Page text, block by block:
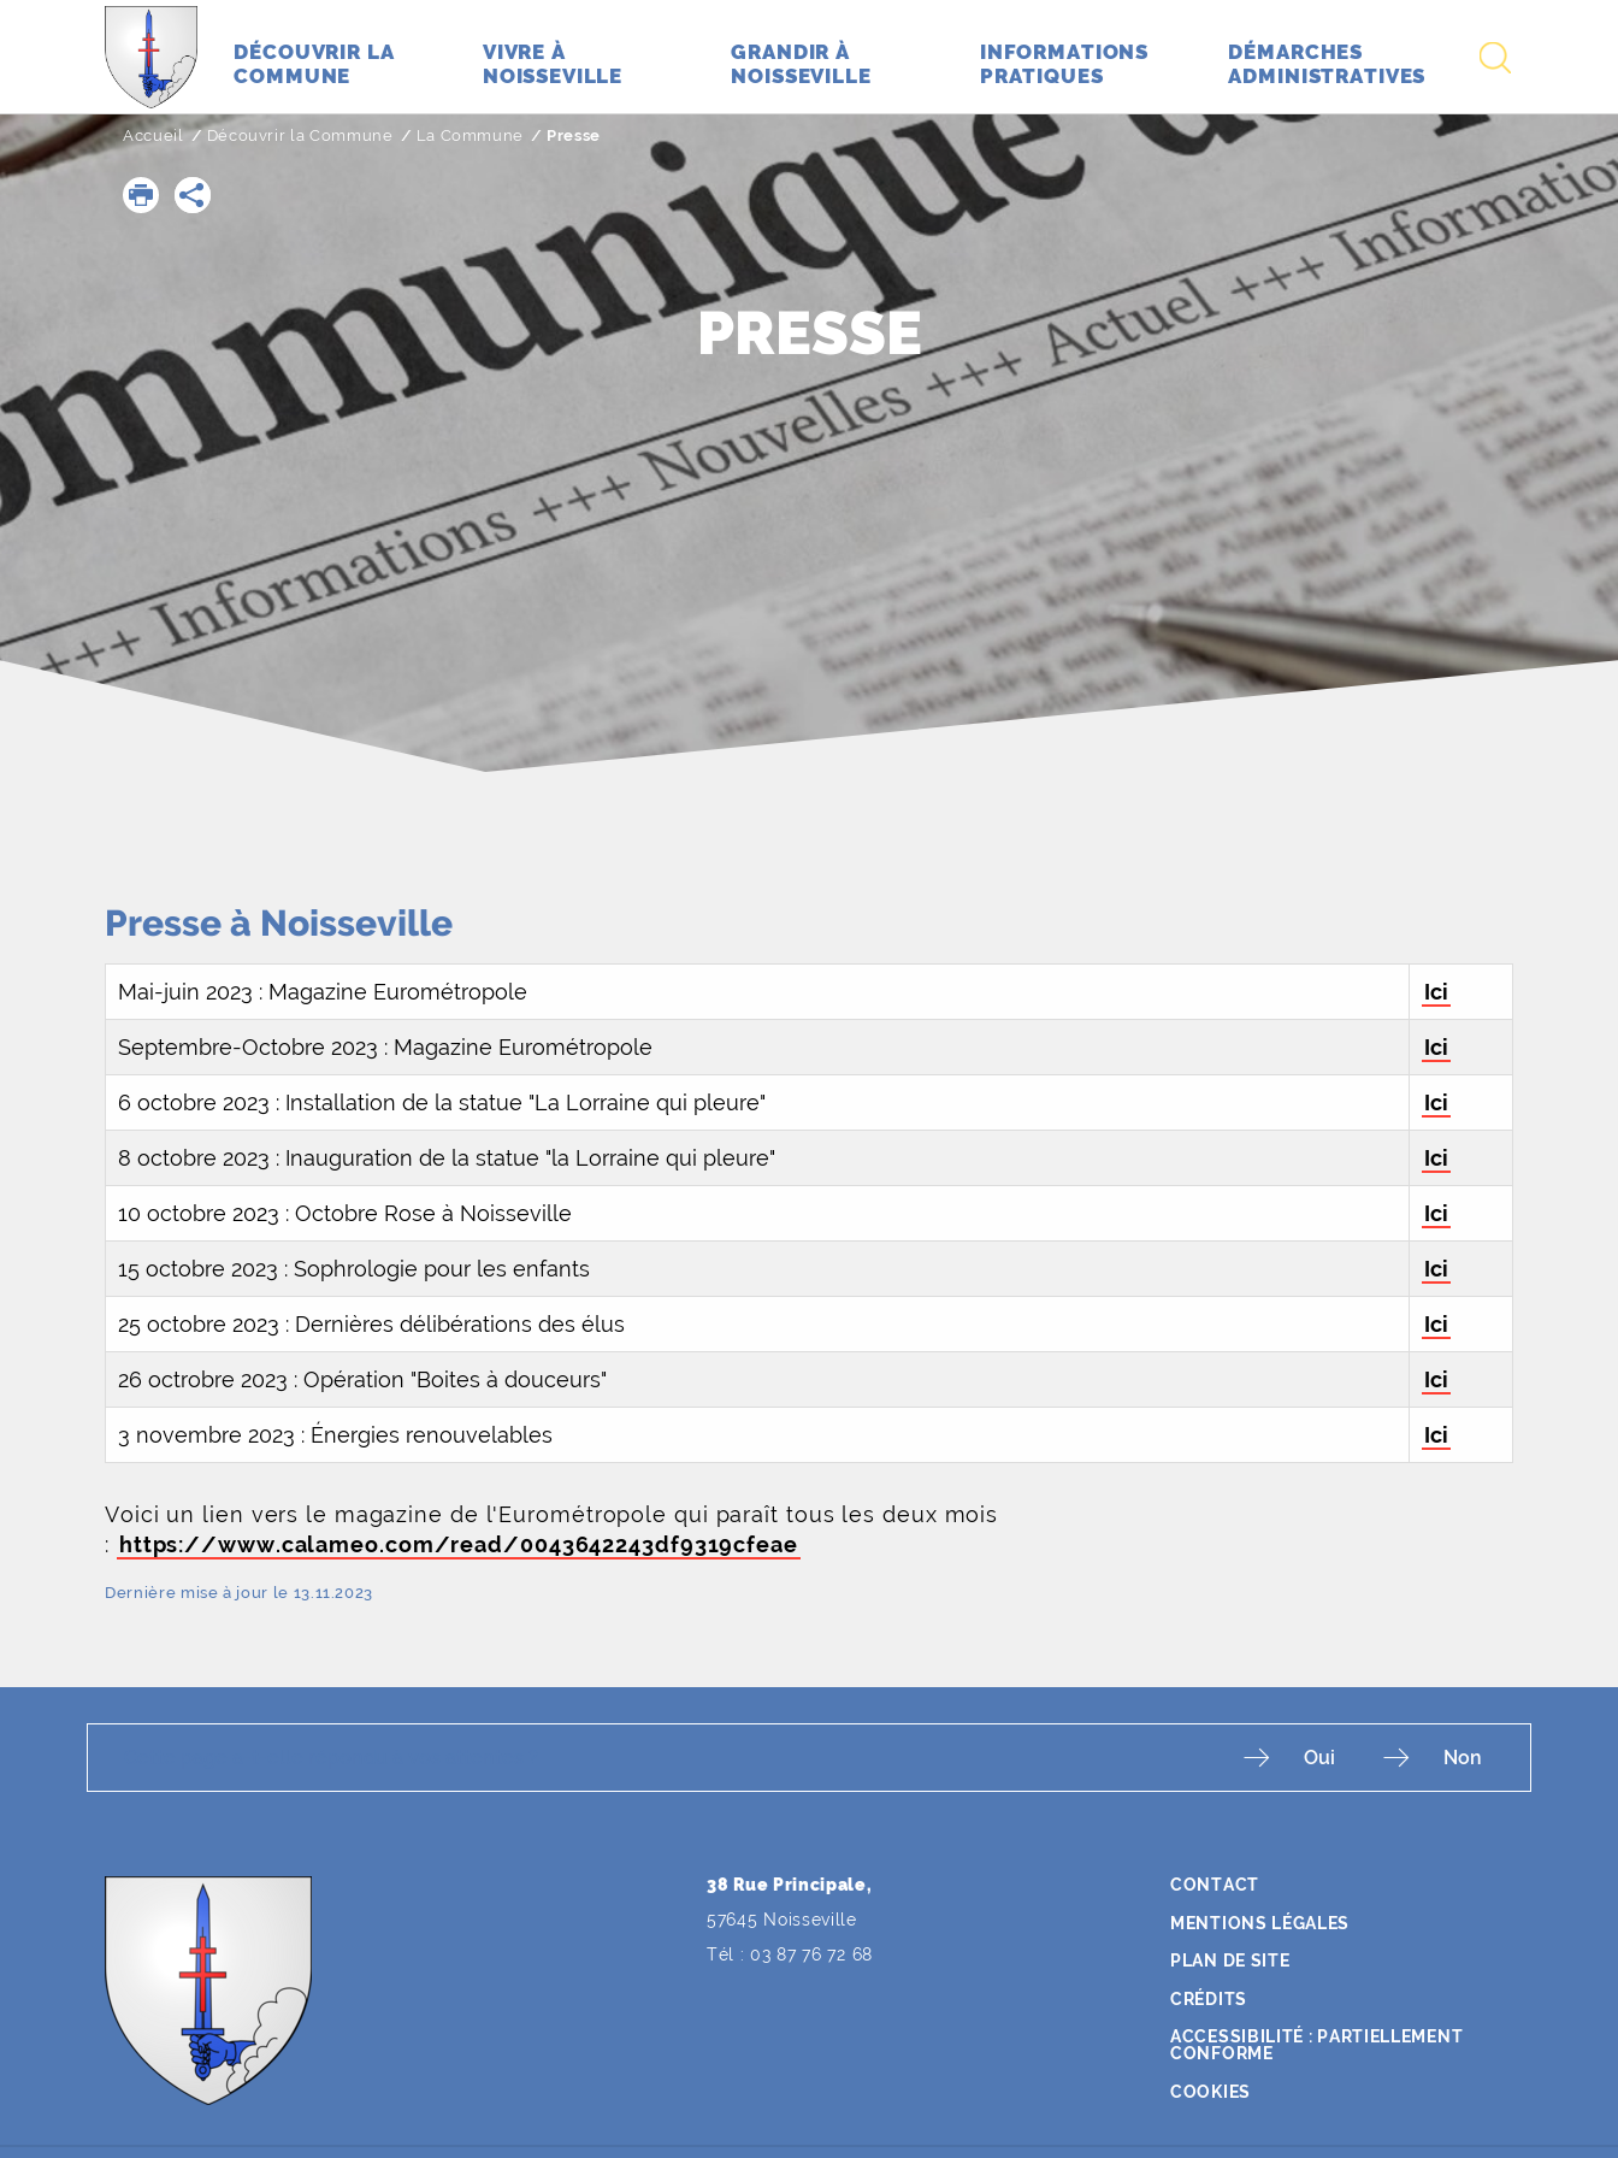
DÉCOUVRIR LA
COMMUNE
VIVRE À
NOISSEVILLE
GRANDIR À
NOISSEVILLE
INFORMATIONS
PRATIQUES
DÉMARCHES
ADMINISTRATIVES
Accueil Découvrir la Commune La Commune Page active :
Presse
PRESSE
Presse à Noisseville
Mai-juin 2023 : Magazine Eurométropole Ici
Septembre-Octobre 2023 : Magazine Eurométropole Ici
6 octobre 2023 : Installation de la statue "La Lorraine qui pleure" Ici
8 octobre 2023 : Inauguration de la statue "la Lorraine qui pleure" Ici
10 octobre 2023 : Octobre Rose à Noisseville Ici
15 octobre 2023 : Sophrologie pour les enfants Ici
25 octobre 2023 : Dernières délibérations des élus Ici
26 octrobre 2023 : Opération "Boites à douceurs" Ici
3 novembre 2023 : Énergies renouvelables Ici
Voici un lien vers le magazine de l'Eurométropole qui paraît tous les deux mois
: https://www.calameo.com/read/0043642243df9319cfeae
Dernière mise à jour le 13.11.2023
Non
Oui
38 Rue Principale,
57645 Noisseville
Tél : 03 87 76 72 68
CONTACT
MENTIONS LÉGALES
PLAN DE SITE
CRÉDITS
ACCESSIBILITÉ : PARTIELLEMENT
CONFORME
COOKIES